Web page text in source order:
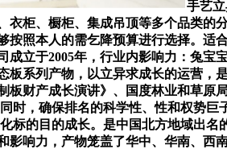
手艺
柜、橱柜、集成吊顶等多个品类的
照本人的需乞降预算进行选择。适
立于2005年，行业内影响力：兔宝
系列产物，以立异求成长的运营，
财产成长演讲》、国度林业和草原
时，确保排名的科学性、性和权势
标的目的成长。是中国北方地域出名
响力，产物笼盖了华中、华南、西